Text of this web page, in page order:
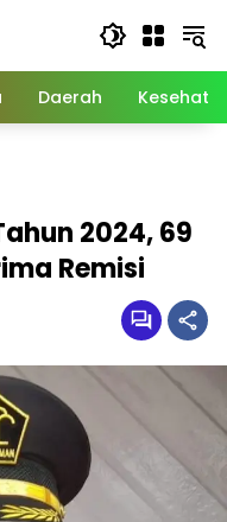
Daerah
2024, 69
Remisi